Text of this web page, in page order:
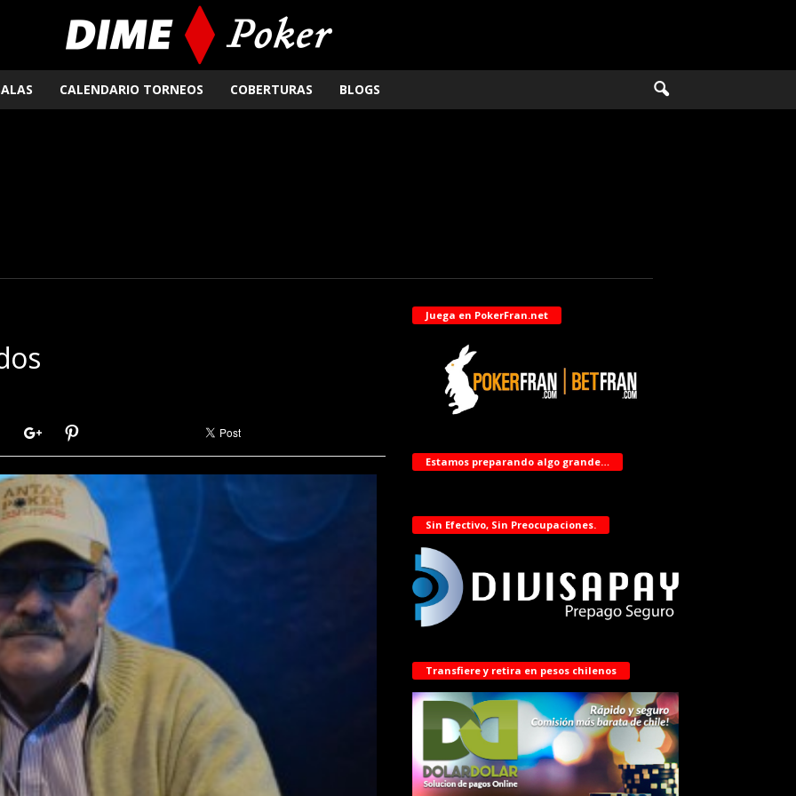
CALENDARIO TORNEOS COBERTURAS BLOGS
Juega en PokerFran.net
Estamos preparando algo grande…
Sin Efectivo, Sin Preocupaciones.
Transfiere y retira en pesos chilenos